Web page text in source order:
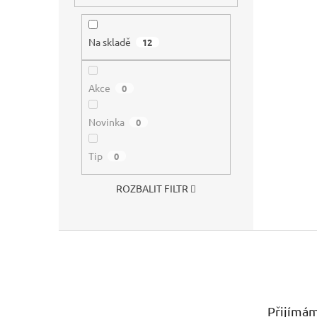
Na skladě 12
Akce 0
Novinka 0
Tip 0
ROZBALIT FILTR